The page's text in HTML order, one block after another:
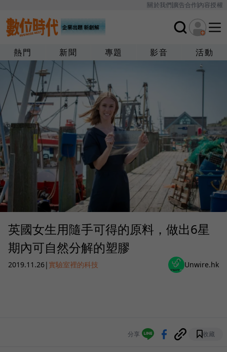
關於我們廣告合作內容授權
熱門 新聞 專題 影音 活動
英國女生用隨手可得的原料，做出6星
期內可自然分解的塑膠
2019.11.26| 實驗室裡的科技 Unwire.hk
分享 收藏